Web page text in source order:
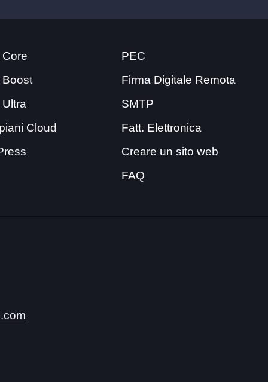
Cloud
PEC
Firma Digitale Remota
SMTP
Fatt. Elettronica
Creare un sito web
FAQ